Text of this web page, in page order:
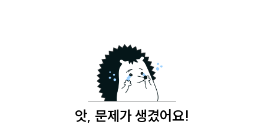
앗, 문제가 생겼어요!